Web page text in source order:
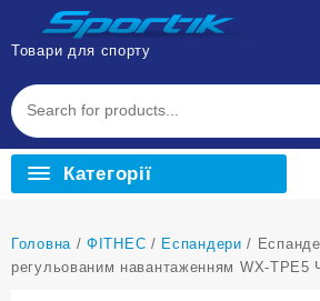
Перейти
вмісту
Товари для спорту
Категорії
Головна /ФІТНЕС / Еспандери /
регульованим навантаженням WX-